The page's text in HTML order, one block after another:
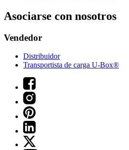
Asociarse con nosotros
Vendedor
Distribuidor
Transportista de carga U-Box®